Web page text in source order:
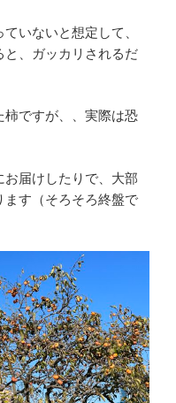
いないと想定して、
、ガッカリされるだ
柿ですが、、実際は恐
お届けしたりで、大部
す（そろそろ終盤で